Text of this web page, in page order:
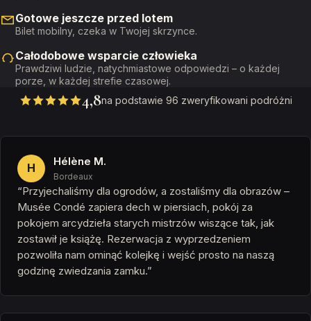
Gotowe jeszcze przed lotem
Bilet mobilny, czeka w Twojej skrzynce.
Całodobowe wsparcie człowieka
Prawdziwi ludzie, natychmiastowe odpowiedzi – o każdej
porze, w każdej strefie czasowej.
4,8na podstawie 96 zweryfikowani podróżni
H Hélène M.
Bordeaux
“Przyjechaliśmy dla ogrodów, a zostaliśmy dla obrazów –
Musée Condé zapiera dech w piersiach, pokój za
pokojem arcydzieła starych mistrzów wiszące tak, jak
zostawił je książę. Rezerwacja z wyprzedzeniem
pozwoliła nam ominąć kolejkę i wejść prosto na naszą
godzinę zwiedzania zamku.”